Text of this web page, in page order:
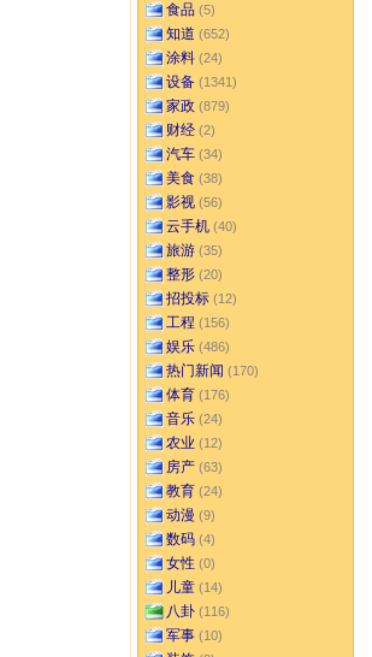
食品 (5)
知道 (652)
涂料 (24)
设备 (1341)
家政 (879)
财经 (2)
汽车 (34)
美食 (38)
影视 (56)
云手机 (40)
旅游 (35)
整形 (20)
招投标 (12)
工程 (156)
娱乐 (486)
热门新闻 (170)
体育 (176)
音乐 (24)
农业 (12)
房产 (63)
教育 (24)
动漫 (9)
数码 (4)
女性 (0)
儿童 (14)
八卦 (116)
军事 (10)